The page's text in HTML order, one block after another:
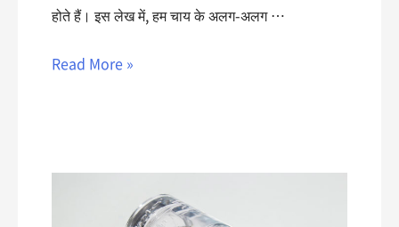
होते हैं। इस लेख में, हम चाय के अलग-अलग …
Read More »